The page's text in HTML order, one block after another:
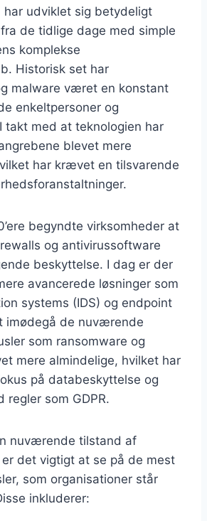
har udviklet sig betydeligt
de tidlige dage med simple
komplekse
Historisk set har
malware været en konstant
enkeltpersoner og
takt med at teknologien har
blevet mere
har krævet en tilsvarende
begyndte virksomheder at
og antivirussoftware
beskyttelse. I dag er der
avancerede løsninger som
systems (IDS) og endpoint
imødegå de nuværende
som ransomware og
mere almindelige, hvilket har
på databeskyttelse og
regler som GDPR.
nuværende tilstand af
det vigtigt at se på de mest
som organisationer står
inkluderer: